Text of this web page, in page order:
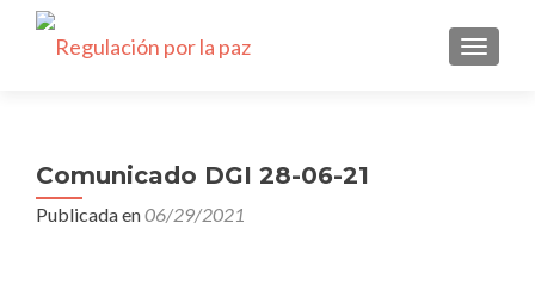
Comunicado DGI 28-06-21
Publicada en06/29/2021